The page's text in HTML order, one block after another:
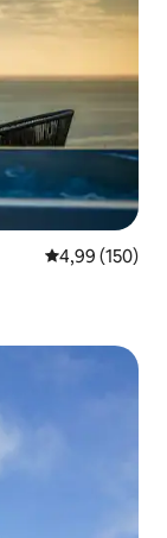
Просечна
4,99 (150)